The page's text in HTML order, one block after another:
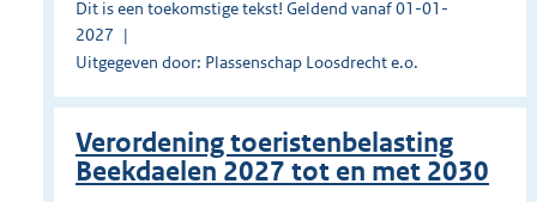
Dit is een toekomstige tekst! Geldend vanaf 01-01-
2027
Uitgegeven door: Plassenschap Loosdrecht e.o.
Verordening toeristenbelasting
Beekdaelen 2027 tot en met 2030